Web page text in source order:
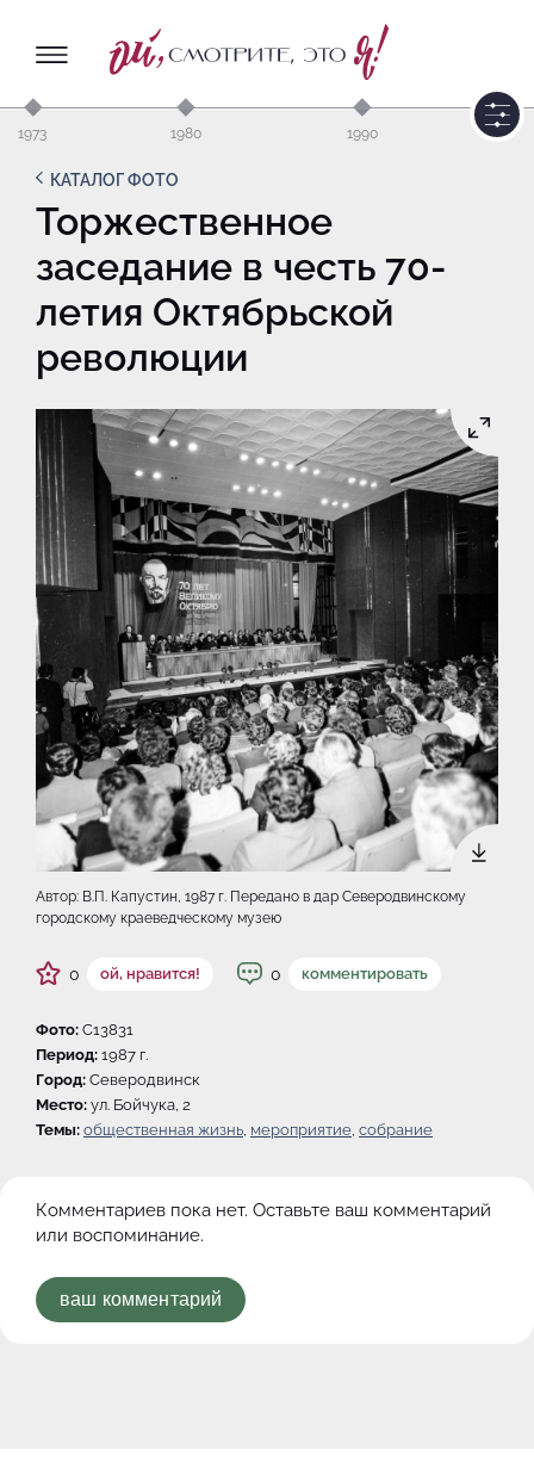
1973 1980 1990
КАТАЛОГ ФОТО
Торжественное
заседание в честь 70-
летия Октябрьской
революции
Автор: В.П. Капустин, 1987 г. Передано в дар Северодвинскому
городскому краеведческому музею
0 ой, нравится! 0 комментировать
Фото: C13831
Период: 1987 г.
Город: Северодвинск
Место: ул. Бойчука, 2
Темы: общественная жизнь, мероприятие, собрание
Комментариев пока нет. Оставьте ваш комментарий
или воспоминание.
ваш комментарий